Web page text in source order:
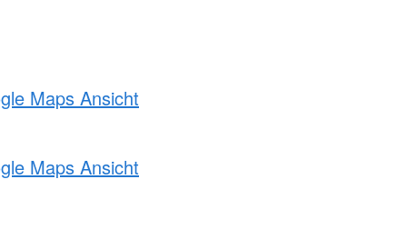
Maps Ansicht
Maps Ansicht